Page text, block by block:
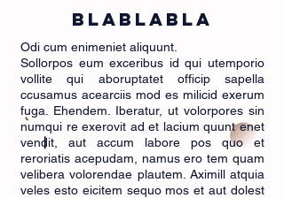
blablabla
Odi cum enimeniet aliquunt.
Sollorpos eum exceribus id qui utemporio
vollite qui aboruptatet officip sapella
ccusamus acearciis mod es milicid exerum
fuga. Ehendem. Iberatur, ut volorpores sin
numqui re exerovit ad et lacium quunt enet
vendit, aut accum labore pos quo et
reroriatis acepudam, namus ero tem quam
velibera volorendae plautem. Aximill atquia
veles esto eicitem sequo mos et aut dolest